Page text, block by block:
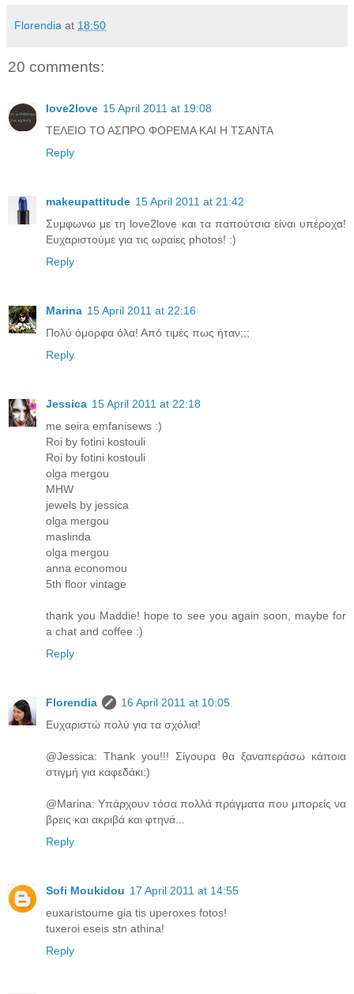
Florendia at 18:50
20 comments:
love2love 15 April 2011 at 19:08
ΤΕΛΕΙΟ ΤΟ ΑΣΠΡΟ ΦΟΡΕΜΑ ΚΑΙ Η ΤΣΑΝΤΑ
Reply
makeupattitude 15 April 2011 at 21:42
Συμφωνω με τη love2love και τα παπούτσια είναι υπέροχα!
Ευχαριστούμε για τις ωραίες photos! :)
Reply
Marina 15 April 2011 at 22:16
Πολύ όμορφα όλα! Από τιμές πως ήταν;;;
Reply
Jessica 15 April 2011 at 22:18
me seira emfanisews :)
Roi by fotini kostouli
Roi by fotini kostouli
olga mergou
MHW
jewels by jessica
olga mergou
maslinda
olga mergou
anna economou
5th floor vintage
thank you Maddie! hope to see you again soon, maybe for
a chat and coffee :)
Reply
Florendia
16 April 2011 at 10:05
Ευχαριστώ πολύ για τα σχόλια!
@Jessica: Thank you!!! Σίγουρα θα ξαναπεράσω κάποια
στιγμή για καφεδάκι:)
@Marina: Υπάρχουν τόσα πολλά πράγματα που μπορείς να
βρεις και ακριβά και φτηνά...
Reply
Sofi Moukidou 17 April 2011 at 14:55
euxaristoume gia tis uperoxes fotos!
tuxeroi eseis stn athina!
Reply